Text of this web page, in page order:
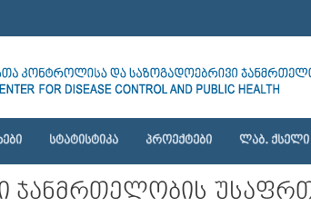
ᲡᲢᲐᲢᲘᲡᲢᲘᲙᲐ ᲞᲠᲝᲔᲥᲢᲔᲑᲘ ᲚᲐᲑ. ᲥᲡᲔᲚᲘ